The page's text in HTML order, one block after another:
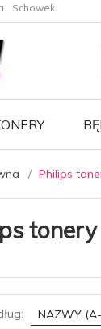
Schowek
Philips
tonery
sort